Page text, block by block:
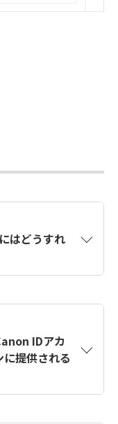
はどうすれ
】Canon IDとは
は？をご確認く
IDアカ
提供される